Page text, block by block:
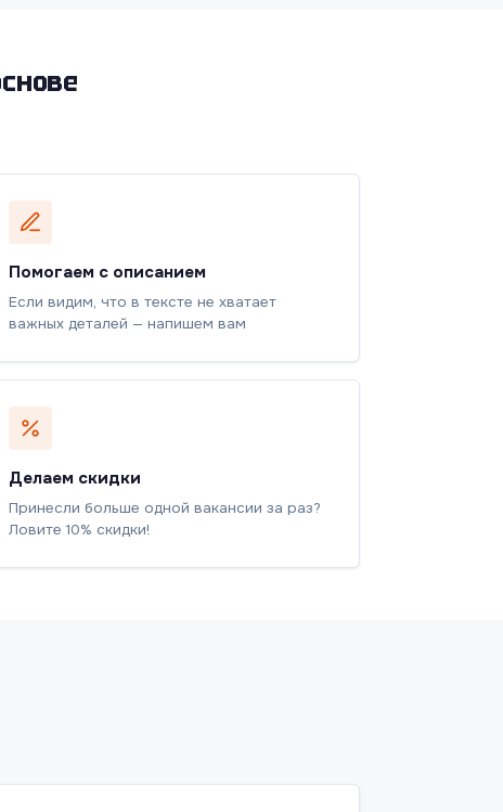
Помогаем с описанием
Если видим, что в тексте не хватает
важных деталей — напишем вам
Делаем скидки
Принесли больше одной вакансии за раз?
Ловите 10% скидки!